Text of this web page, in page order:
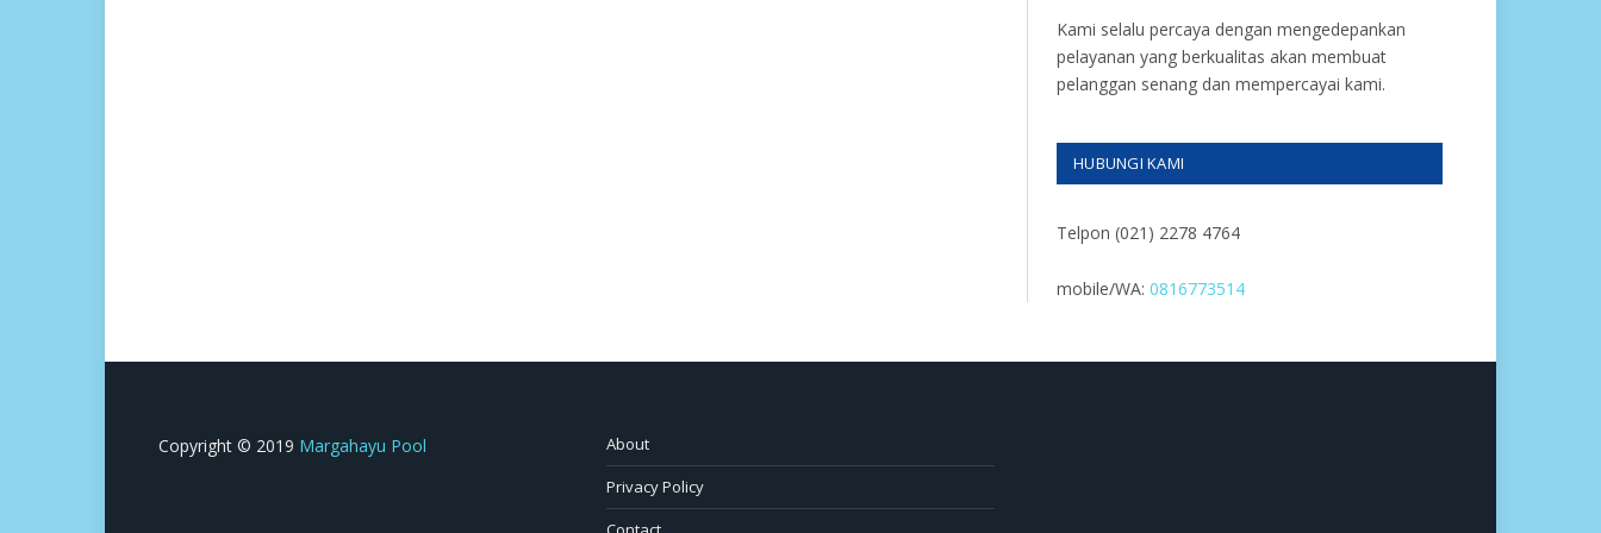
Kami selalu percaya dengan mengedepankan
pelayanan yang berkualitas akan membuat
pelanggan senang dan mempercayai kami.
HUBUNGI KAMI
Telpon (021) 2278 4764
mobile/WA: 0816773514
Copyright © 2019 Margahayu Pool
About
Privacy Policy